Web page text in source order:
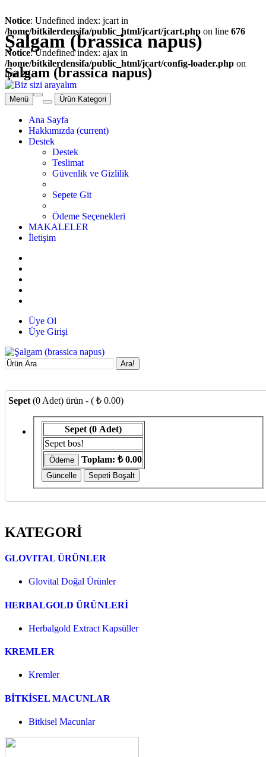
Notice: Undefined index: jcart in
/home/bitkilerdensifa/public_html/jcart/jcart.php on line 676
Notice: Undefined index: ajax in
/home/bitkilerdensifa/public_html/jcart/config-loader.php on
line 29
Şalgam (brassica napus)
Şalgam (brassica napus)
Menü Ürün Kategori
Ana Sayfa
Hakkımızda (current)
Destek
Destek
Teslimat
Güvenlik ve Gizlilik
Sepete Git
Ödeme Seçenekleri
MAKALELER
İletişim
Üye Ol
Üye Girişi
Ara!
Sepet (0 Adet) ürün - ( ₺ 0.00)
Sepet (0 Adet)
Toplam: ₺ 0.00
Sepet bos!
KATEGORİ
GLOVITAL ÜRÜNLER
Glovital Doğal Ürünler
HERBALGOLD ÜRÜNLERİ
Herbalgold Extract Kapsüller
KREMLER
Kremler
BİTKİSEL MACUNLAR
Bitkisel Macunlar